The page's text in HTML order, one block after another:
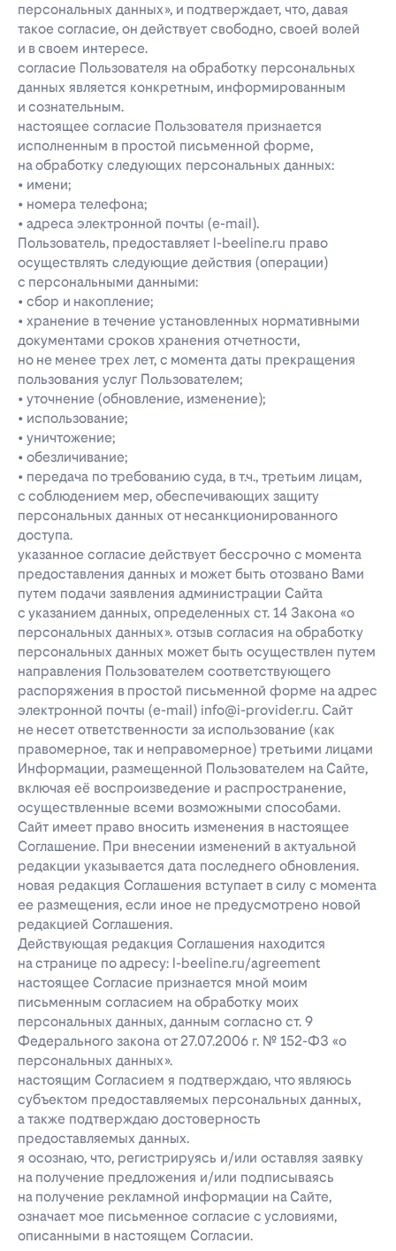
персональных данных», и подтверждает, что, давая
такое согласие, он действует свободно, своей волей
и в своем интересе.
согласие Пользователя на обработку персональных
данных является конкретным, информированным
и сознательным.
настоящее согласие Пользователя признается
исполненным в простой письменной форме,
на обработку следующих персональных данных:
• имени;
• номера телефона;
• адреса электронной почты (e-mail).
Пользователь, предоставляет l-beeline.ru право
осуществлять следующие действия (операции)
с персональными данными:
• сбор и накопление;
• хранение в течение установленных нормативными
документами сроков хранения отчетности,
но не менее трех лет, с момента даты прекращения
пользования услуг Пользователем;
• уточнение (обновление, изменение);
• использование;
• уничтожение;
• обезличивание;
• передача по требованию суда, в т.ч., третьим лицам,
с соблюдением мер, обеспечивающих защиту
персональных данных от несанкционированного
доступа.
указанное согласие действует бессрочно с момента
предоставления данных и может быть отозвано Вами
путем подачи заявления администрации Сайта
с указанием данных, определенных ст. 14 Закона «о
персональных данных». отзыв согласия на обработку
персональных данных может быть осуществлен путем
направления Пользователем соответствующего
распоряжения в простой письменной форме на адрес
электронной почты (e-mail) info@i-provider.ru. Сайт
не несет ответственности за использование (как
правомерное, так и неправомерное) третьими лицами
Информации, размещенной Пользователем на Сайте,
включая её воспроизведение и распространение,
осуществленные всеми возможными способами.
Сайт имеет право вносить изменения в настоящее
Соглашение. При внесении изменений в актуальной
редакции указывается дата последнего обновления.
новая редакция Соглашения вступает в силу с момента
ее размещения, если иное не предусмотрено новой
редакцией Соглашения.
Действующая редакция Соглашения находится
на странице по адресу: l-beeline.ru/agreement
настоящее Согласие признается мной моим
письменным согласием на обработку моих
персональных данных, данным согласно ст. 9
Федерального закона от 27.07.2006 г. № 152-ФЗ «о
персональных данных».
настоящим Согласием я подтверждаю, что являюсь
субъектом предоставляемых персональных данных,
а также подтверждаю достоверность
предоставляемых данных.
я осознаю, что, регистрируясь и/или оставляя заявку
на получение предложения и/или подписываясь
на получение рекламной информации на Сайте,
означает мое письменное согласие с условиями,
описанными в настоящем Согласии.